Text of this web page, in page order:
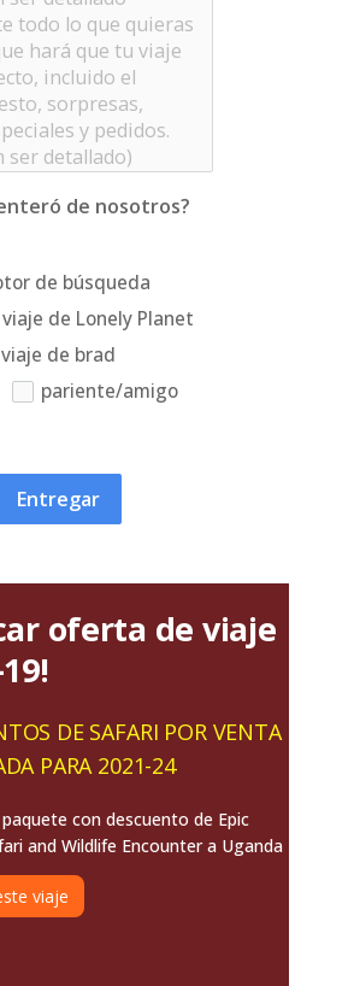
de nosotros?
de búsqueda
de Lonely Planet
de brad
pariente/amigo
Entregar
oferta de viaje
DE SAFARI POR VENTA
PARA 2021-24
paquete con descuento de Epic
and Wildlife Encounter a Uganda
viaje